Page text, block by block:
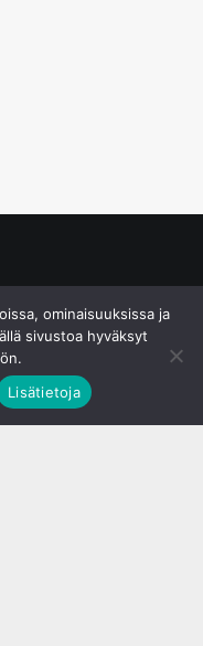
ominaisuuksissa ja
sivustoa hyväksyt
Lisätietoja